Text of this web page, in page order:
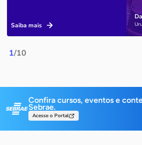
1/10
Saiba mais
Confira cursos, eventos e
Sebrae.
Acesse o Portal